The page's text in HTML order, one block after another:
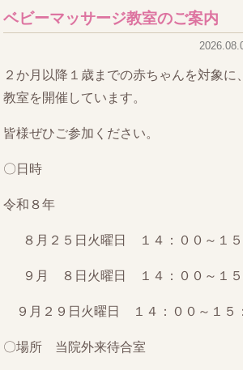
ベビーマッサージ教室のご案内
２か月以降１歳までの赤ちゃんを対象に
教室を開催しています。
皆様ぜひご参加ください。
〇日時
令和８年
８月２５日火曜日 １４：００～１５
９月 ８日火曜日 １４：００～１５
９月２９日火曜日 １４：００～１５
〇場所 当院外来待合室